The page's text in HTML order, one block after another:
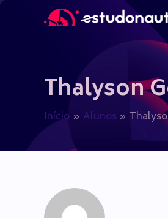
Ir
Thalyson
Início Alunos